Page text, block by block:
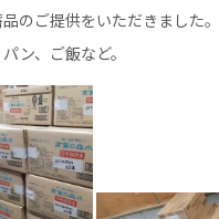
のご提供をいただきました。
ン、ご飯など。